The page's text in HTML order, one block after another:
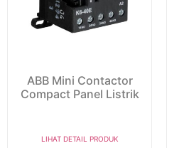
ABB Mini Contactor
Compact Panel Listrik
LIHAT DETAIL PRODUK